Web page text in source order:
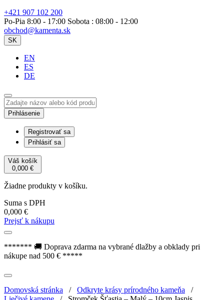
+421 907 102 200
Po-Pia 8:00 - 17:00 Sobota : 08:00 - 12:00
obchod@kamenta.sk
SK
EN
ES
DE
Prihlásenie
Registrovať sa
Prihlásiť sa
Váš košík
0,000 €
Žiadne produkty v košíku.
Suma s DPH
0,000 €
Prejsť k nákupu
******* 🚚 Doprava zdarma na vybrané dlažby a obklady pri
nákupe nad 500 € *****
Domovská stránka / Odkryte krásy prírodného kameňa /